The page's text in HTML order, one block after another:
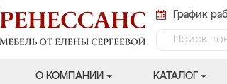
График
О КОМПАНИИ КАТАЛОГ